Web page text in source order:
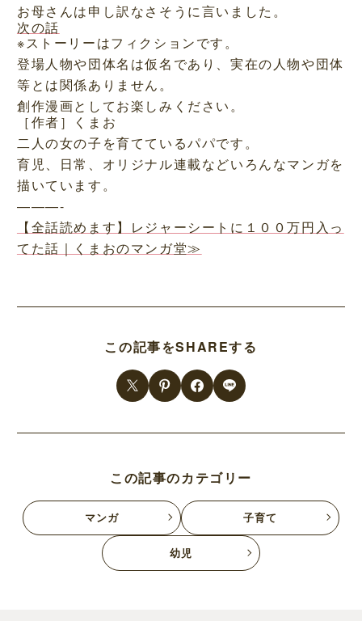
お母さんは申し訳なさそうに言いました。
次の話
※ストーリーはフィクションです。
登場人物や団体名は仮名であり、実在の人物や団体
等とは関係ありません。
創作漫画としてお楽しみください。
［作者］くまお
二人の女の子を育てているパパです。
育児、日常、オリジナル連載などいろんなマンガを
描いています。
———-
【全話読めます】レジャーシートに１００万円入っ
てた話｜くまおのマンガ堂≫
この記事をSHAREする
この記事のカテゴリー
マンガ 子育て
幼児